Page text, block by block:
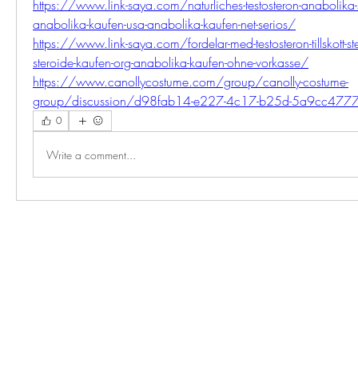
https://www.link-saya.com/naturliches-testosteron-anabolika-
anabolika-kaufen-usa-anabolika-kaufen-net-serios/
https://www.link-saya.com/fordelar-med-testosteron-tillskott-
steroide-kaufen-org-anabolika-kaufen-ohne-vorkasse/
https://www.canollycostume.com/group/canolly-costume-
group/discussion/d98fab14-e227-4c17-b25d-
0
Write a comment...